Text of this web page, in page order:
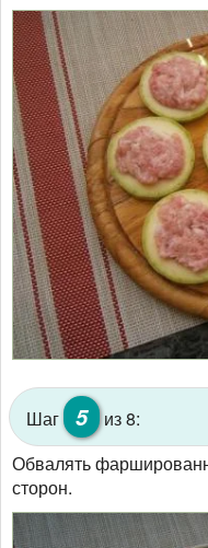
Шаг 5
из 8:
Обвалять
сторон.